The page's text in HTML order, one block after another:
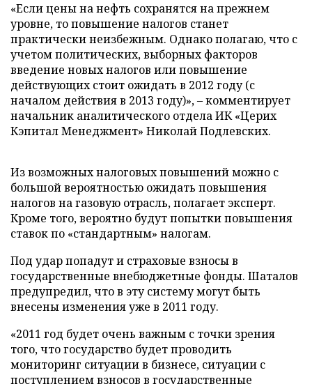
«Если цены на нефть сохранятся на прежнем
уровне, то повышение налогов станет
практически неизбежным. Однако полагаю, что с
учетом политических, выборных факторов
введение новых налогов или повышение
действующих стоит ожидать в 2012 году (с
началом действия в 2013 году)»,–комментирует
начальник аналитического отдела ИК «Церих
Кэпитал Менеджмент» Николай Подлевских.
Из возможных налоговых повышений можно с
большой вероятностью ожидать повышения
налогов на газовую отрасль, полагает эксперт.
Кроме того, вероятно будут попытки повышения
ставок по «стандартным» налогам.
Под удар попадут и страховые взносы в
государственные внебюджетные фонды. Шаталов
предупредил, что в эту систему могут быть
внесены изменения уже в 2011 году.
«2011 год будет очень важным с точки зрения
того, что государство будет проводить
мониторинг ситуации в бизнесе, ситуации с
поступлением взносов в государственные